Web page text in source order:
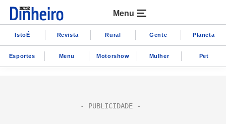
Menu
IstoÉ Revista Rural Gente Planeta
Esportes Menu Motorshow Mulher Pet